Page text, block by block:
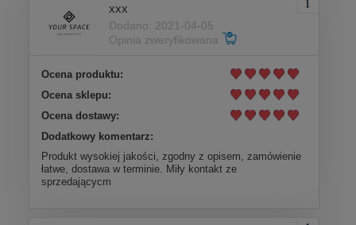
xxx
Dodano: 2021-04-05
Opinia zweryfikowana
Ocena produktu:
Ocena sklepu:
Ocena dostawy:
Dodatkowy komentarz:
Produkt wysokiej jakości, zgodny z opisem, zamówienie
łatwe, dostawa w terminie. Miły kontakt ze
sprzedającycm